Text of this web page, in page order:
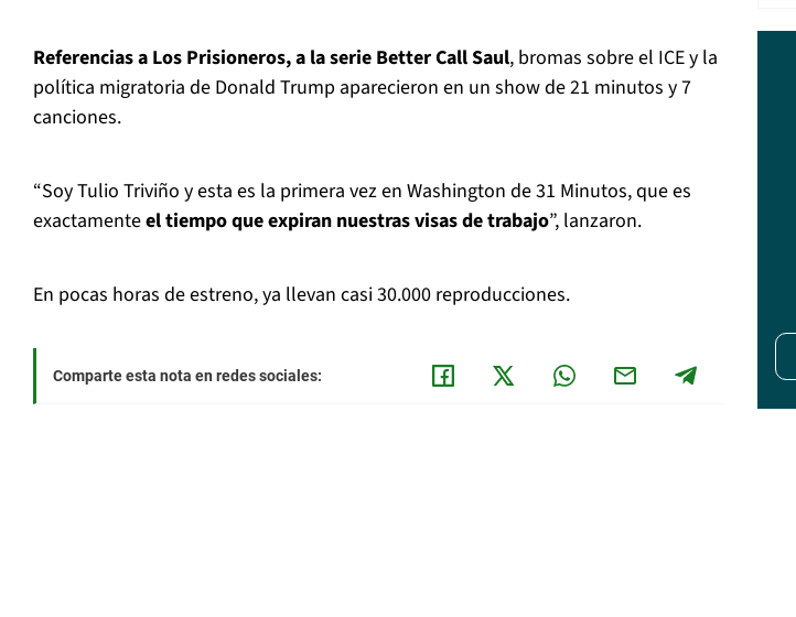
Referencias a Los Prisioneros, a la serie Better Call Saul, bromas sobre el ICE y la
política migratoria de Donald Trump aparecieron en un show de 21 minutos y 7
canciones.
“Soy Tulio Triviño y esta es la primera vez en Washington de 31 Minutos, que es
exactamenteel tiempo que expiran nuestras visas de trabajo”, lanzaron.
En pocas horas de estreno, ya llevan casi 30.000 reproducciones.
Comparte esta nota en redes sociales: